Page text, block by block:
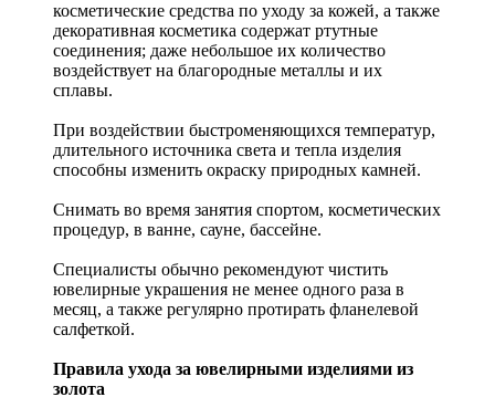
косметические средства по уходу за кожей, а также
декоративная косметика содержат ртутные
соединения; даже небольшое их количество
воздействует на благородные металлы и их
сплавы.
При воздействии быстроменяющихся температур,
длительного источника света и тепла изделия
способны изменить окраску природных камней.
Снимать во время занятия спортом, косметических
процедур, в ванне, сауне, бассейне.
Специалисты обычно рекомендуют чистить
ювелирные украшения не менее одного раза в
месяц, а также регулярно протирать фланелевой
салфеткой.
Правила ухода за ювелирными изделиями из
золота